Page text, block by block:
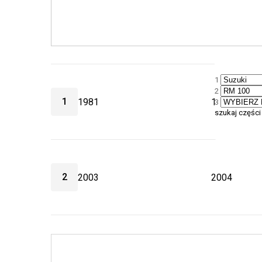
1
2
3
szukaj części
1 1981 1992
2 2003 2004